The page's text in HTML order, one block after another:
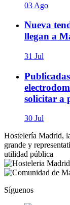
03 Ago
Nueva
llegan a
31 Jul
solicitar a
30 Jul
Hostelería Madrid,
grande y
utilidad pública
Síguenos